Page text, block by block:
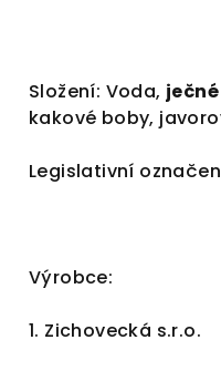
Složení: Voda,
kakové boby,
Legislativní
Výrobce:
1. Zichovecká s.r.o.